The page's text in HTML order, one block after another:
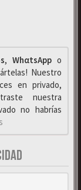
, WhαtsAppo
Nuestro
en privado,
nuestra
no habrías